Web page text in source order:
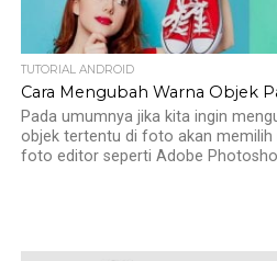
TUTORIAL ANDROID
Cara Mengubah Warna Objek
Pada umumnya jika kita ingin
objek tertentu di foto akan
foto editor seperti Adobe